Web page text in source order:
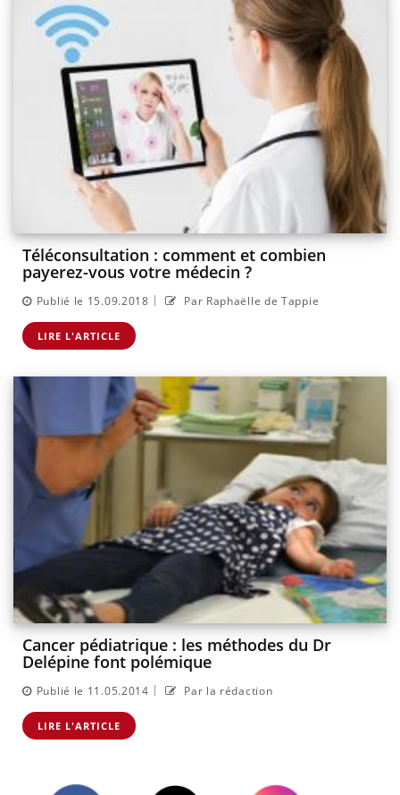
Téléconsultation : comment et combien
payerez-vous votre médecin ?
Publié le 15.09.2018 | Par Raphaëlle de Tappie
LIRE L'ARTICLE
Cancer pédiatrique : les méthodes du Dr
Delépine font polémique
Publié le 11.05.2014 | Par la rédaction
LIRE L'ARTICLE